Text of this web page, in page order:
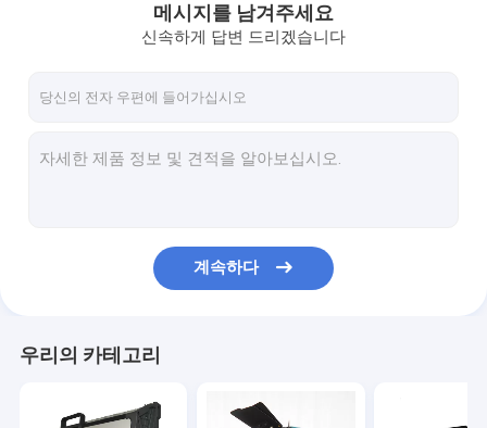
제작품
메시지를 남겨주세요
신속하게 답변 드리겠습니다
계속하다
우리의 카테고리